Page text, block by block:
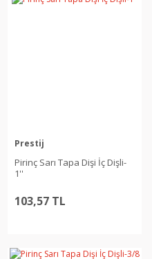
Prestij
Pirinç Sarı Tapa Dişi İç Dişli-
1''
103,57 TL